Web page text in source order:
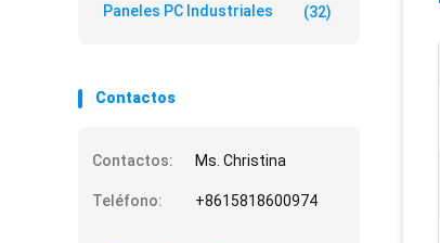
Paneles PC Industriales (32)
Contactos
Contactos: Ms. Christina
Teléfono: +8615818600974